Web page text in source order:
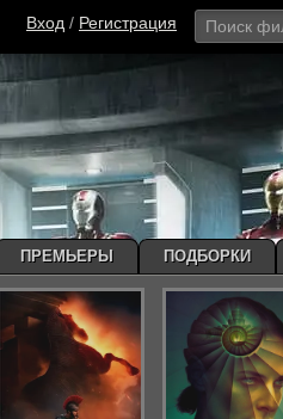
Вход / Регистрация
ПРЕМЬЕРЫ ПОДБОРКИ